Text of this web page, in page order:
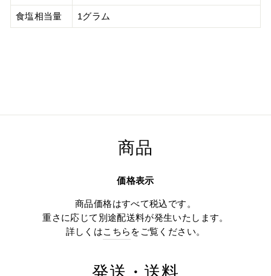
食塩相当量 1グラム
商品
価格表示
商品価格はすべて税込です。
重さに応じて別途配送料が発生いたします。
詳しくはこちら をご覧ください。
発送・送料